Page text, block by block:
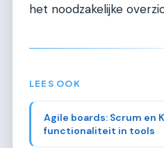
het noodzakelijke
LEES OOK
Agile boards: Scrum en
functionaliteit in tools